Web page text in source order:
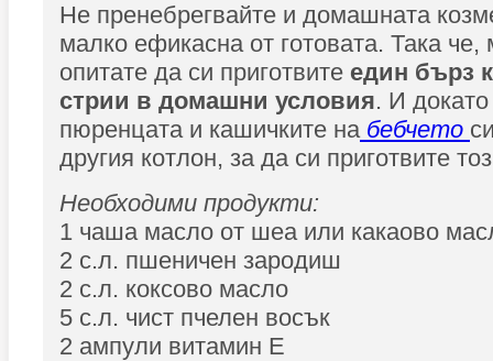
Не пренебрегвайте и домашната
малко ефикасна от готовата. Така че,
опитате да си приготвите един бърз
стрии в домашни условия. И
пюренцата и кашичките набебчето
другия котлон, за да си приготвите
Необходими продукти:
1 чаша масло от шеа или какаово
2 с.л. пшеничен зародиш
2 с.л. коксово масло
5 с.л. чист пчелен восък
2 ампули витамин Е